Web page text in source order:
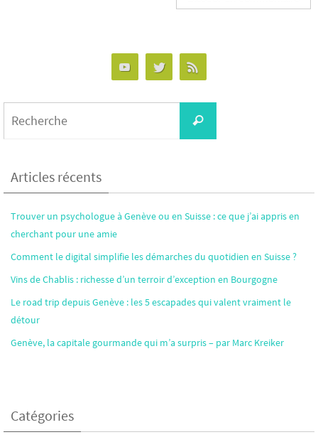
Recherche
Articles récents
Trouver un psychologue à Genève ou en Suisse : ce que j’ai appris en
cherchant pour une amie
Comment le digital simplifie les démarches du quotidien en Suisse ?
Vins de Chablis : richesse d’un terroir d’exception en Bourgogne
Le road trip depuis Genève : les 5 escapades qui valent vraiment le
détour
Genève, la capitale gourmande qui m’a surpris – par Marc Kreiker
Catégories